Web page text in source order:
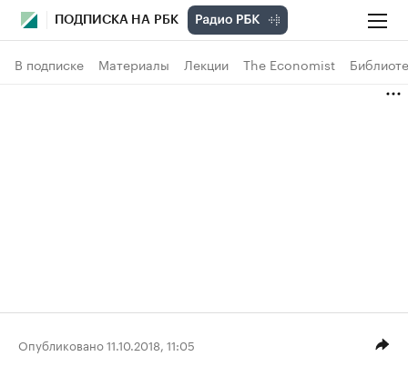
ПОДПИСКА НА РБК
В подписке Материалы Лекции The Economist
Опубликовано 11.10.2018, 11:05